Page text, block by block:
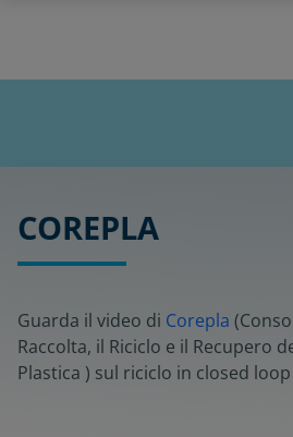
COREPLA
Guarda il video di Corepla
Raccolta, il Riciclo e il Recupero
Plastica ) sul riciclo in closed